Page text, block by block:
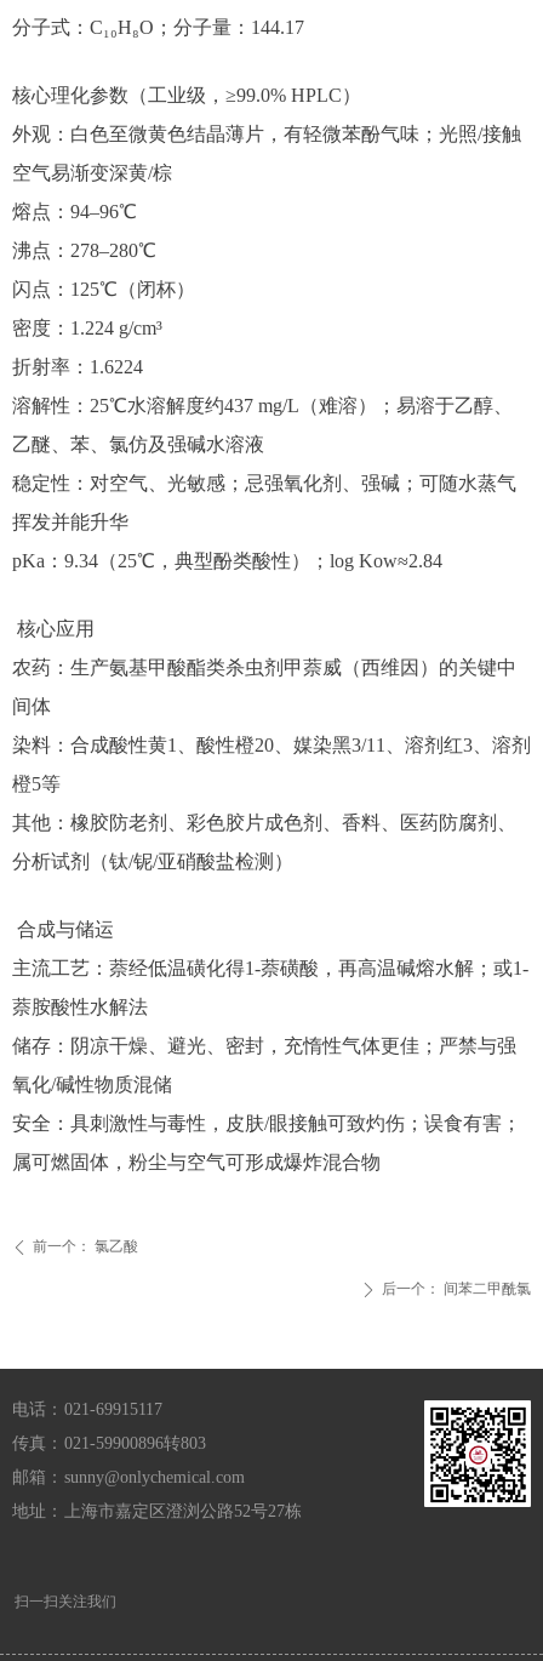
ꄴ 前一个： 氯乙酸
ꄲ 后一个： 间苯二甲酰氯
分子式：C₁₀H₈O；分子量：144.17
核心理化参数（工业级，≥99.0% HPLC）
外观：白色至微黄色结晶薄片，有轻微苯酚气味；光照/接触
空气易渐变深黄/棕
熔点：94–96℃
沸点：278–280℃
闪点：125℃（闭杯）
密度：1.224 g/cm³
折射率：1.6224
溶解性：25℃水溶解度约437 mg/L（难溶）；易溶于乙醇、
乙醚、苯、氯仿及强碱水溶液
稳定性：对空气、光敏感；忌强氧化剂、强碱；可随水蒸气
挥发并能升华
pKa：9.34（25℃，典型酚类酸性）；log Kow≈2.84
核心应用
农药：生产氨基甲酸酯类杀虫剂甲萘威（西维因）的关键中
间体
染料：合成酸性黄1、酸性橙20、媒染黑3/11、溶剂红3、溶剂
橙5等
其他：橡胶防老剂、彩色胶片成色剂、香料、医药防腐剂、
分析试剂（钛/铌/亚硝酸盐检测）
合成与储运
主流工艺：萘经低温磺化得1-萘磺酸，再高温碱熔水解；或1-
萘胺酸性水解法
储存：阴凉干燥、避光、密封，充惰性气体更佳；严禁与强
氧化/碱性物质混储
安全：具刺激性与毒性，皮肤/眼接触可致灼伤；误食有害；
属可燃固体，粉尘与空气可形成爆炸混合物
电话： 021-69915117
传真： 021-59900896转803
邮箱： sunny@onlychemical.com
地址： 上海市嘉定区澄浏公路52号27栋
扫一扫关注我们